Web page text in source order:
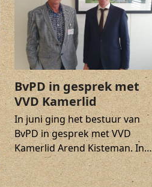
BvPD in gesprek met
VVD Kamerlid
In juni ging het bestuur van
BvPD in gesprek met VVD
Kamerlid Arend Kisteman. In…